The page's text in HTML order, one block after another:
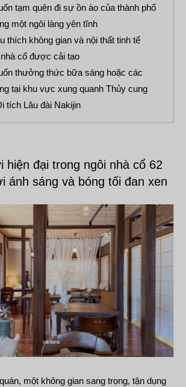
tạm quên đi sự ồn ào của thành phố
một ngôi làng yên tĩnh
thích không gian và nội thất tinh tế
cổ được cải tạo
thưởng thức bữa sáng hoặc các
tại khu vực xung quanh Thủy cung
tích Lâu đài Nakijin
hiện đại trong ngôi nhà cổ 62
ánh sáng và bóng tối đan xen
một không gian sang trọng, tận dụng